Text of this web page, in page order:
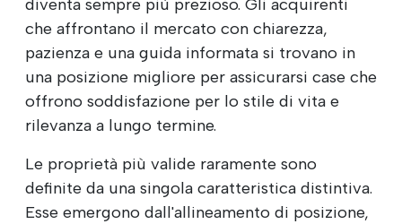
diventa sempre più prezioso. Gli acquirenti
che affrontano il mercato con chiarezza,
pazienza e una guida informata si trovano in
una posizione migliore per assicurarsi case che
offrono soddisfazione per lo stile di vita e
rilevanza a lungo termine.
Le proprietà più valide raramente sono
definite da una singola caratteristica distintiva.
Esse emergono dall'allineamento di posizione,